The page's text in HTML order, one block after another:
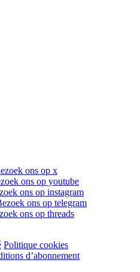
ons op x
ons op youtube
ons op instagram
ons op telegram
ons op threads
Politique cookies
d’abonnement